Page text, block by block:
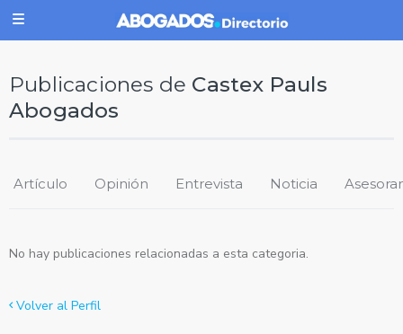
Publicaciones de Castex Pauls
Abogados
Artículo Opinión Entrevista Noticia
No hay publicaciones relacionadas a esta categoria.
Volver al Perfil